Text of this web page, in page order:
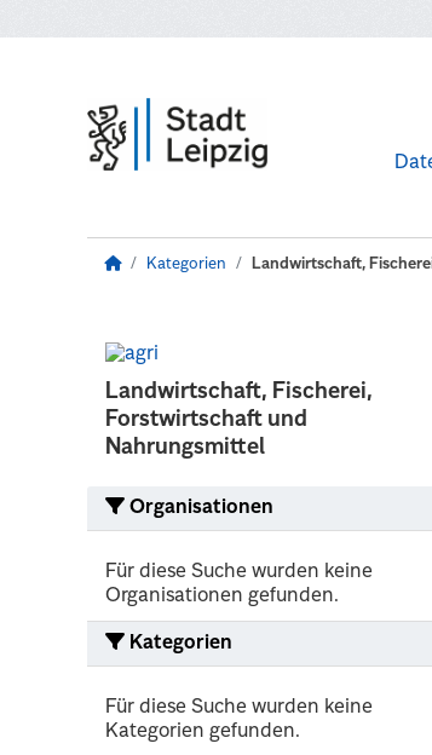
Kategorien Landwirtschaft,
Landwirtschaft, Fischerei,
Forstwirtschaft und
Nahrungsmittel
Organisationen
Für diese Suche wurden keine
Organisationen gefunden.
Kategorien
Für diese Suche wurden keine
Kategorien gefunden.